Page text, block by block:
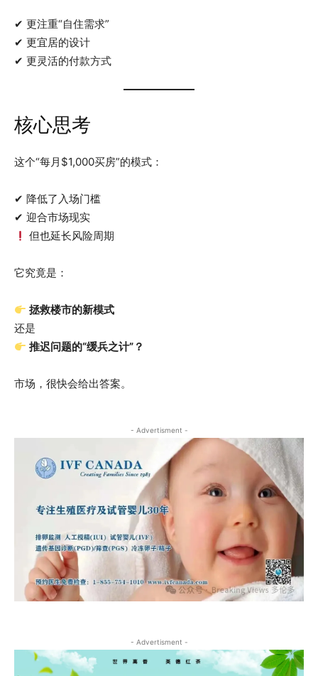
✔ 更注重“自住需求”
✔ 更宜居的设计
✔ 更灵活的付款方式
核心思考
这个“每月$1,000买房”的模式：
✔ 降低了入场门槛
✔ 迎合市场现实
但也延长风险周期
它究竟是：
拯救楼市的新模式
还是
推迟问题的“缓兵之计”？
市场，很快会给出答案。
- Advertisment -
- Advertisment -